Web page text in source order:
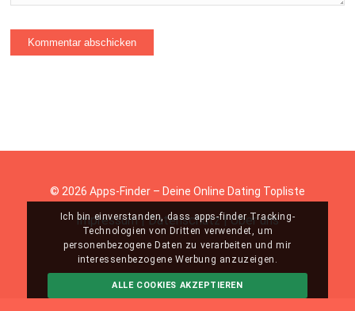
© 2026 Apps-Finder – Deine Online Dating Topliste
Impressum|Datenschutz|Über uns
Ich bin einverstanden, dass apps-finder Tracking-
Technologien von Dritten verwendet, um
personenbezogene Daten zu verarbeiten und mir
interessenbezogene Werbung anzuzeigen.
ALLE COOKIES AKZEPTIEREN